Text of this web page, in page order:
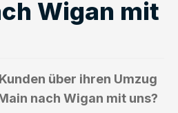
Wigan mit
über ihren Umzug
nach Wigan mit uns?